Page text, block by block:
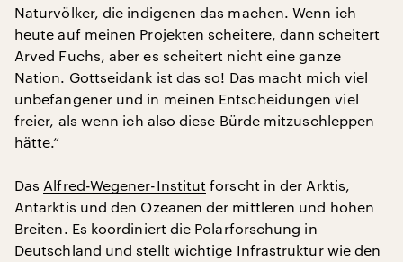
Naturvölker, die indigenen das machen. Wenn ich
heute auf meinen Projekten scheitere, dann scheitert
Arved Fuchs, aber es scheitert nicht eine ganze
Nation. Gottseidank ist das so! Das macht mich viel
unbefangener und in meinen Entscheidungen viel
freier, als wenn ich also diese Bürde mitzuschleppen
hätte.“
Das Alfred-Wegener-Institut forscht in der Arktis,
Antarktis und den Ozeanen der mittleren und hohen
Breiten. Es koordiniert die Polarforschung in
Deutschland und stellt wichtige Infrastruktur wie den